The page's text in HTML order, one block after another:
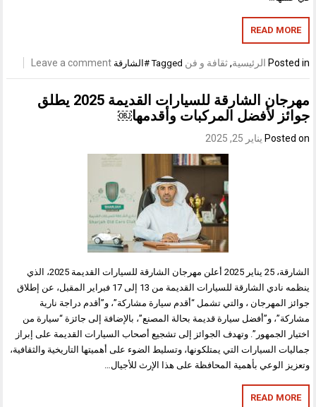
READ MORE
Posted in الرئيسية,ثقافة و فن Tagged #الشارقة Leave a comment
مهرجان الشارقة للسيارات القديمة 2025 يطلق
جوائز لأفضل المركبات وأقدمها￼
Posted on يناير 25, 2025
الشارقة، 25 يناير 2025 أعلن مهرجان الشارقة للسيارات القديمة 2025، الذي
ينظمه نادي الشارقة للسيارات القديمة من 13 إلى 17 فبراير المقبل، عن إطلاق
جوائز المهرجان ، والتي تشمل “أقدم سيارة مشاركة”، و”أقدم دراجة نارية
مشاركة”، و”أفضل سيارة قديمة بحالة المصنع”، بالإضافة إلى جائزة “سيارة من
اختيار الجمهور”. وتهدف الجوائز إلى تشجيع أصحاب السيارات القديمة على إبراز
جماليات السيارات التي يمتلكونها، وتسليط الضوء على أهميتها التاريخية والثقافية،
وتعزيز الوعي بأهمية المحافظة على هذا الإرث للأجيال…
READ MORE